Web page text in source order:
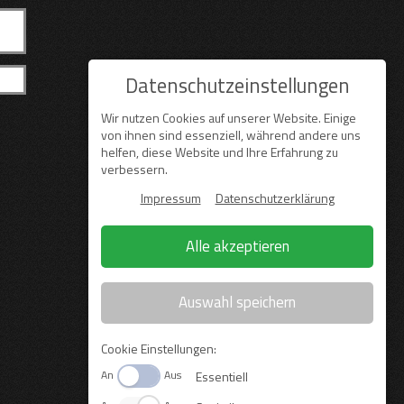
Datenschutzeinstellungen
Wir nutzen Cookies auf unserer Website. Einige
von ihnen sind essenziell, während andere uns
helfen, diese Website und Ihre Erfahrung zu
verbessern.
Impressum
Datenschutzerklärung
Alle akzeptieren
Auswahl speichern
Cookie Einstellungen:
An Aus Essentiell